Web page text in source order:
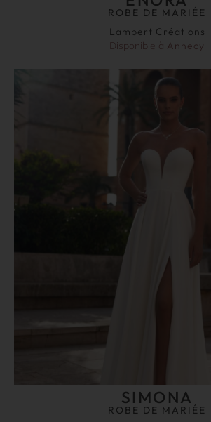
ROBE DE MARIÉE
Lambert Créations
Disponible à Annecy
SIMONA
ROBE DE MARIÉE